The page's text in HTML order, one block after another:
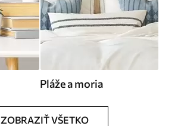
Pláže a moria
ZOBRAZIŤ VŠETKO